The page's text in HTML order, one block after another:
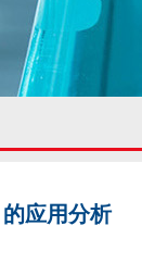
应用分析